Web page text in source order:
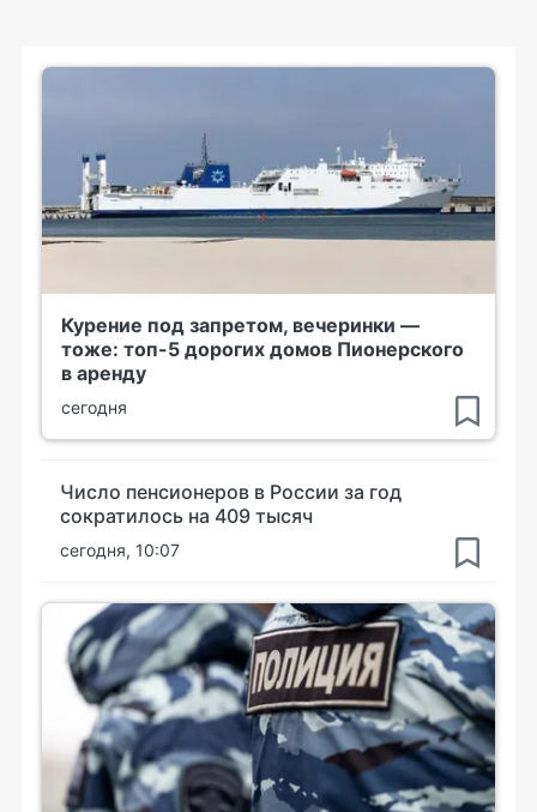
Курение под запретом, вечеринки —
тоже: топ-5 дорогих домов Пионерского
в аренду
сегодня
Число пенсионеров в России за год
сократилось на 409 тысяч
сегодня, 10:07